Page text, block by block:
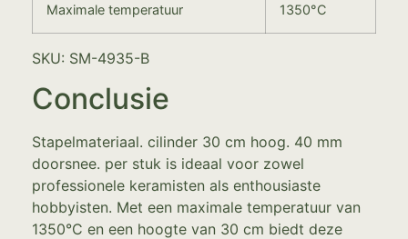
Maximale temperatuur 1350°C
SKU: SM-4935-B
Conclusie
Stapelmateriaal. cilinder 30 cm hoog. 40 mm
doorsnee. per stuk is ideaal voor zowel
professionele keramisten als enthousiaste
hobbyisten. Met een maximale temperatuur van
1350°C en een hoogte van 30 cm biedt deze